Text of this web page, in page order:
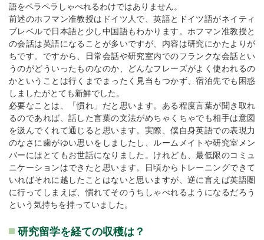
語をペラペラしゃべれるわけではありません。
前述のホフマン准教授はドイツ人で、英語とドイツ語がネイティ
ブレベルで日本語と少し中国語もわかります。ホフマン准教授と
の会話は英語になることが多いですが、内容は研究にかたよりが
ちです。ですから、日常会話や研究室内でのフランクな会話とい
うのがどういったものなのか、どんなフレーズがよく使われるの
かということは行くまでまったく見当もつかず、宿泊先でも困惑
しましたがとても新鮮でした。
必要なことは、「慣れ」だと思います。ある程度言葉が聞き取れ
るのであれば、話した言葉の文法がめちゃくちゃでも相手は意図
を汲んでくれて通じると思います。実際、僕自身英語での表現力
のなさに歯がゆい思いをしましたし、ルームメイトや研究室メン
バーにはとてもお世話になりました。けれども、最低限のコミュ
ニケーションはできたと思います。日頃からトレーニングできて
いればそれに越したことはないと思いますが、逆に言えば英語圏
に行ってしまえば、慣れてそのうちしゃべれるようになるだろう
という気持ちを持っていました。
研究留学を経ての収穫は？